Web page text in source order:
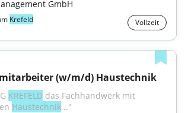
GmbH
Krefeld Vollzeit
(w/m/d) Haustechnik
KREFELD das Fachhandwerk mit
Haustechnik..."